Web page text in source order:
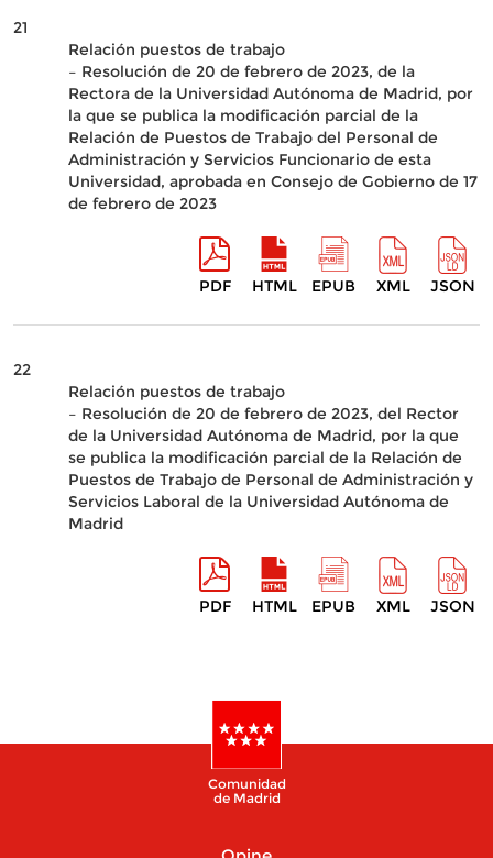
21
Relación puestos de trabajo
– Resolución de 20 de febrero de 2023, de la
Rectora de la Universidad Autónoma de Madrid, por
la que se publica la modificación parcial de la
Relación de Puestos de Trabajo del Personal de
Administración y Servicios Funcionario de esta
Universidad, aprobada en Consejo de Gobierno de 17
de febrero de 2023
PDF HTML EPUB XML JSON
22
Relación puestos de trabajo
– Resolución de 20 de febrero de 2023, del Rector
de la Universidad Autónoma de Madrid, por la que
se publica la modificación parcial de la Relación de
Puestos de Trabajo de Personal de Administración y
Servicios Laboral de la Universidad Autónoma de
Madrid
PDF HTML EPUB XML JSON
Comunidad
de Madrid